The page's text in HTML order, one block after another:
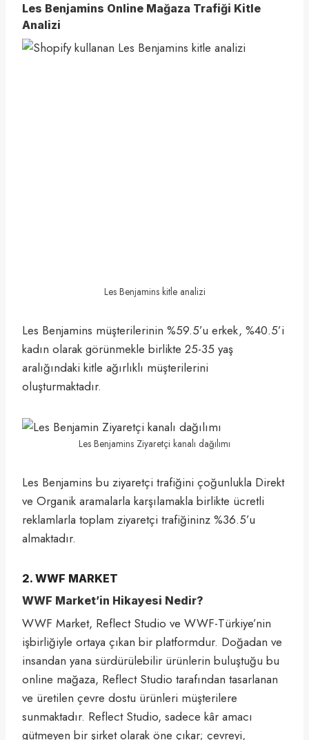
Les Benjamins Online Mağaza Trafiği Kitle
Analizi
Les Benjamins kitle analizi
Les Benjamins müşterilerinin %59.5’u erkek, %40.5’i
kadın olarak görünmekle birlikte 25-35 yaş
aralığındaki kitle ağırlıklı müşterilerini
oluşturmaktadır.
Les Benjamins Ziyaretçi kanalı dağılımı
Les Benjamins bu ziyaretçi trafiğini çoğunlukla Direkt
ve Organik aramalarla karşılamakla birlikte ücretli
reklamlarla toplam ziyaretçi trafiğininz %36.5’u
almaktadır.
2. WWF MARKET
WWF Market’in Hikayesi Nedir?
WWF Market, Reflect Studio ve WWF-Türkiye’nin
işbirliğiyle ortaya çıkan bir platformdur. Doğadan ve
insandan yana sürdürülebilir ürünlerin buluştuğu bu
online mağaza, Reflect Studio tarafından tasarlanan
ve üretilen çevre dostu ürünleri müşterilere
sunmaktadır. Reflect Studio, sadece kâr amacı
gütmeyen bir şirket olarak öne çıkar; çevreyi,